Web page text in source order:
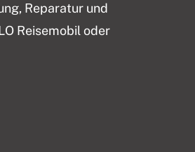
Reparatur und
Reisemobil oder